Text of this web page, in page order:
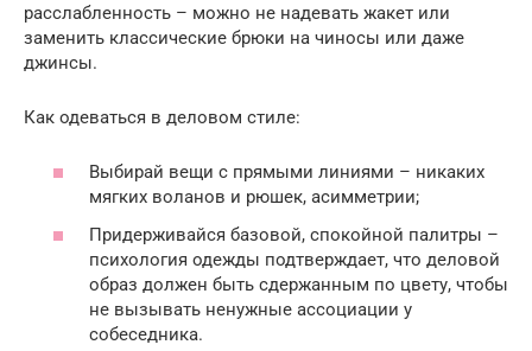
расслабленность – можно не надевать жакет или
заменить классические брюки на чиносы или даже
джинсы.
Как одеваться в деловом стиле:
Выбирай вещи с прямыми линиями – никаких
мягких воланов и рюшек, асимметрии;
Придерживайся базовой, спокойной палитры –
психология одежды подтверждает, что деловой
образ должен быть сдержанным по цвету, чтобы
не вызывать ненужные ассоциации у
собеседника.